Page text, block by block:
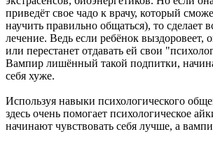
приведёт свое чадо к врачу, который
научить правильно общаться), то сделает
лечение. Ведь если ребёнок выздоровеет,
или перестанет отдавать ей свои
Вампир лишённый такой подпитки,
себя хуже.
Используя навыки психологического
здесь очень помогает психологическое
начинают чувствовать себя лучше, а